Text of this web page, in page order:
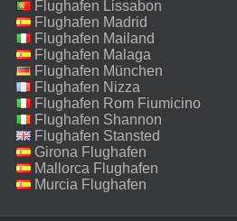
Flughafen Lissabon
Flughafen Madrid
Flughafen Mailand
Malpensa
Flughafen Malaga
Flughafen München
Flughafen Nizza
Flughafen Rom Fiumicino
Flughafen Shannon
Flughafen Stansted
Girona Flughafen
Mallorca Flughafen
Murcia Flughafen